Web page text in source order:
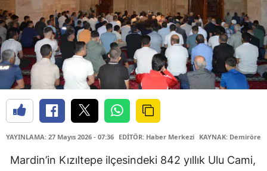
YAYINLAMA: 27 Mayıs 2026 - 07:36 EDİTÖR: Haber Merkezi KAYNAK: Demirören
Mardin’in Kızıltepe ilçesindeki 842 yıllık Ulu Cami,